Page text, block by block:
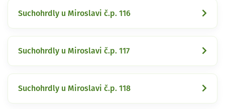
Suchohrdly u Miroslavi č.p. 116
Suchohrdly u Miroslavi č.p. 117
Suchohrdly u Miroslavi č.p. 118